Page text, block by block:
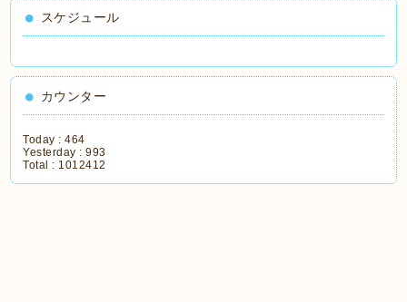
スケジュール
カウンター
Today :464
Yesterday :993
Total : 1012412